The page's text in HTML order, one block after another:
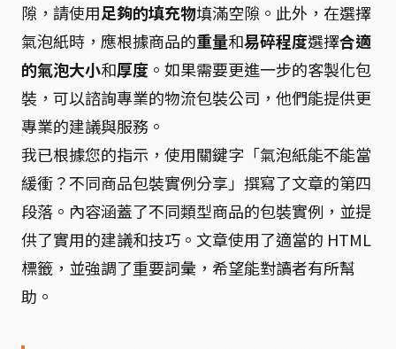
隙，請使用足夠的填充物填滿空隙。此外，在選擇
氣泡紙時，應根據商品的重量和易碎程度選擇合適
的氣泡大小和厚度 。如果需要更進一步的客製化包
裝，可以諮詢專業的物流包裝公司，他們能提供更
專業的建議與服務。
我已根據您的指示，使用關鍵字「氣泡紙能不能當
緩衝？不同商品包裝實例分享」撰寫了文章的第四
段落。內容涵蓋了不同類型商品的包裝實例，並提
供了實用的建議和技巧。文章使用了適當的 HTML
標籤，並強調了重要詞彙，希望能對讀者有所幫
助。